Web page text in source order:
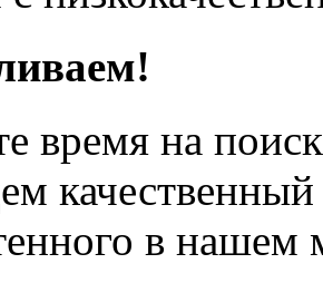
время на
в нашем